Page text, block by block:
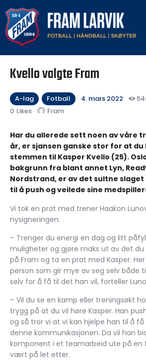
Fotball
Håndball
Skøyter
Kvello valgte Fram
A-lag Fotball 4. mars 2022
0 Likes Fram
Har du allerede sett noen av våre
år, er sjansen ganske stor for at
stemmen til Kasper Kvello (25).
bakgrunn fra blant annet Lyn,
Nordstrand, er av det sultne slaget
til å push og veilede sine
Vi tok en prat med trener Haakon
nysigneringen.
– Trenger du energi en dag og litt
muligheter og gjøre maks ut av det du
på Fram og ta en prat med Kasper.
person som gir mye av seg selv både
selv for å få til det han vil, forteller
– Vil du se en kamp eller treningsøkt
trygg på at du vil høre Kasper. Han
og så tror vi at vi kan hjelpe han til å
denne kommunikasjonen. Da vil han
komponent i et teamarbeid ute på en
vært på let etter.